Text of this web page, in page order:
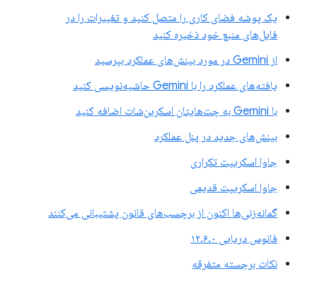
یک پوشه فضای کاری را متصل کنید و تغییرات را در
فایل‌های منبع خود ذخیره کنید
از Gemini در مورد بینش‌های عملکرد بپرسید
یافته‌های عملکرد را با Gemini حاشیه‌نویسی کنید
با Gemini به چت‌هایتان اسکرین‌شات اضافه کنید
بینش‌های جدید در پنل عملکرد
جاوا اسکریپت تکراری
جاوا اسکریپت قدیمی
گمانه‌زنی‌ها اکنون از برچسب‌های قانون پشتیبانی می‌کنند
فانوس دریایی ۱۲.۶.۰
نکات برجسته متفرقه